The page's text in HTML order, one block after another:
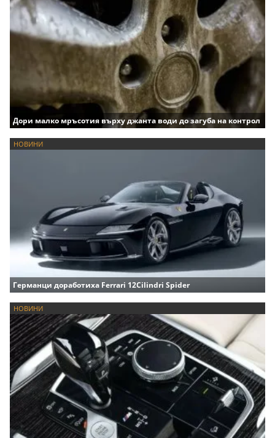
Дори малко мръсотия върху джанта води до загуба на контрол
НОВИНИ
Германци доработиха Ferrari 12Cilindri Spider
НОВИНИ